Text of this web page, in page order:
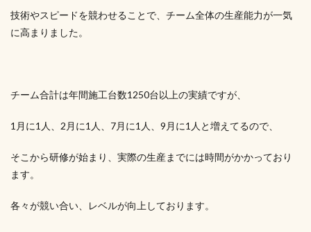
技術やスピードを競わせることで、チーム全体の生産能力が一気
に高まりました。
チーム合計は年間施工台数1250台以上の実績ですが、
1月に1人、2月に1人、7月に1人、9月に1人と増えてるので、
そこから研修が始まり、実際の生産までには時間がかかっており
ます。
各々が競い合い、レベルが向上しております。